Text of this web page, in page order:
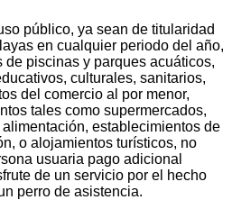
público, ya sean de titularidad
en cualquier periodo del año,
de piscinas y parques acuáticos,
culturales, sanitarios,
del comercio al por menor,
tales como supermercados,
establecimientos de
o alojamientos turísticos, no
usuaria pago adicional
de un servicio por el hecho
perro de asistencia.